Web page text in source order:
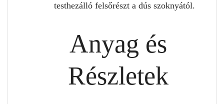
testhezálló felsőrészt a dús szoknyától.
Anyag és
Részletek